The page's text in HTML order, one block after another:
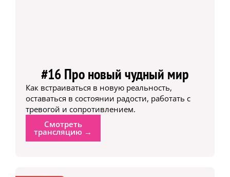
#16 Про новый чудный мир
Как встраиваться в новую реальность,
оставаться в состоянии радости, работать с
тревогой и сопротивлением.
Смотреть
трансляцию →